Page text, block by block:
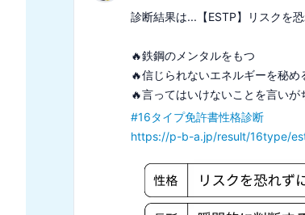
診断結果は...【ESTP】リスクを
🔥鉄鋼のメンタルをもつ
🔥信じられないエネルギーを秘め
#16タイプ免許書性格診断
https://p-b-a.jp/result/16type/